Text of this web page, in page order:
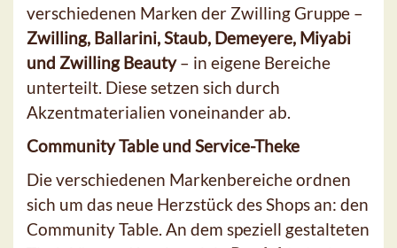
verschiedenen Marken der Zwilling Gruppe –
Zwilling, Ballarini, Staub, Demeyere, Miyabi
und Zwilling Beauty– in eigene Bereiche
unterteilt. Diese setzen sich durch
Akzentmaterialien voneinander ab.
Community Table und Service-Theke
Die verschiedenen Markenbereiche ordnen
sich um das neue Herzstück des Shops an: den
Community Table. An dem speziell gestalteten